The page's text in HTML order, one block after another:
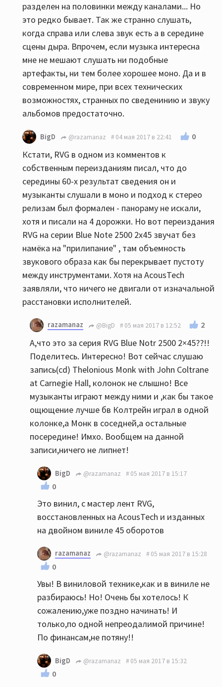
разделен на половинки между каналами... Но
это редко бывает. Так же странно слушать,
когда справа или слева звук есть а в середине
сцены дыра. Впрочем, если музыка интересна
мне не мешают слушать ни подобные
артефакты, ни тем более хорошее моно. Да и в
современном мире, при всех технических
возможностях, странных по сведенинию и звуку
альбомов предостаточно.
BigD @razamanaz 04 мая 2017 в 22:41 0
Кстати, RVG в одном из комментов к
собственным переизданиям писал, что до
середины 60-х результат сведения он и
музыканты слушали в моно и подход к стерео
релизам был формален - панораму не искали,
хотя и писали на 4 дорожки. Но вот переиздания
RVG на серии Blue Note 2500 2x45 звучат без
намёка на "прилипание" , там объемность
звукового образа как бы перекрывает пустоту
между инструментами. Хотя на AcousTech
заявляли, что ничего не двигали от изначальной
расстановки исполнителей.
razamanaz @BigD 05 мая 2017 в 12:52 2
А,что это за серия RVG Blue Notr 2500 2×45??!!
Поделитесь. Интересно! Вот сейчас слушаю
запись(cd) Thelonious Monk with John Coltrane
at Carnegie Hall, колонок не слышно! Все
музыканты играют между ними и ,как бы такое
ощющение лучше бв Колтрейн играл в одной
колонке,а Монк в соседней,а остальные
посередине! Имхо. Вообщем на данной
записи,ничего не липнет!
BigD @razamanaz 05 мая 2017 в 15:17
0
Это винил, с мастер лент RVG,
восстановленных на AcousTech и изданных
на двойном виниле 45 оборотов
razamanaz @razamanaz 05 мая 2017 в 15:28
0
Увы! В виниловой технике,как и в виниле не
разбираюсь! Но! Очень бы хотелось! К
сожалению,уже поздно начинать! И
только,по одной непреодалимой причине!
По финансам,не потяну!!
BigD @razamanaz 05 мая 2017 в 15:32
0